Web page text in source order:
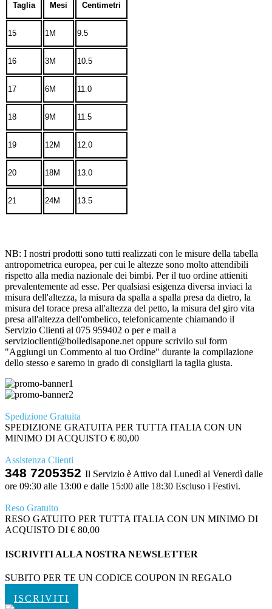
Taglia Mesi Centimetri
15 1M 9.5
16 3M 10.5
17 6M 11.0
18 9M 11.5
19 12M 12.0
20 18M 13.0
21 24M 13.5
NB: I nostri prodotti sono tutti realizzati con le misure della tabella
antropometrica europea, per cui le altezze sono molto attendibili
rispetto alla media nazionale dei bimbi. Per il tuo ordine attieniti
prevalentemente ad esse. Per qualsiasi esigenza diversa inviaci la
misura dell'altezza, la misura da spalla a spalla presa da dietro, la
misura del torace presa all'altezza del petto, la misura del giro vita
presa all'altezza dell'ombelico, telefonicamente chiamando il
Servizio Clienti al 075 959402 o per e mail a
servizioclienti@bolledisapone.net oppure scrivilo sul form
"Aggiungi un Commento al tuo Ordine" durante la compilazione
dello stesso e saremo in grado di consigliarti la taglia giusta.
Spedizione Gratuita
SPEDIZIONE GRATUITA PER TUTTA ITALIA CON UN
MINIMO DI ACQUISTO € 80,00
Assistenza Clienti
348 7205352 Il Servizio è Attivo dal Lunedì al Venerdì dalle
ore 09:30 alle 13:00 e dalle 15:00 alle 18:30 Escluso i Festivi.
Reso Gratuito
RESO GATUITO PER TUTTA ITALIA CON UN MINIMO DI
ACQUISTO DI € 80,00
ISCRIVITI ALLA NOSTRA NEWSLETTER
SUBITO PER TE UN CODICE COUPON IN REGALO
ISCRIVITI